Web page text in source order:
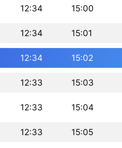
12:34 15:00
12:34 15:01
12:34 15:02
12:33 15:03
12:33 15:04
12:33 15:05